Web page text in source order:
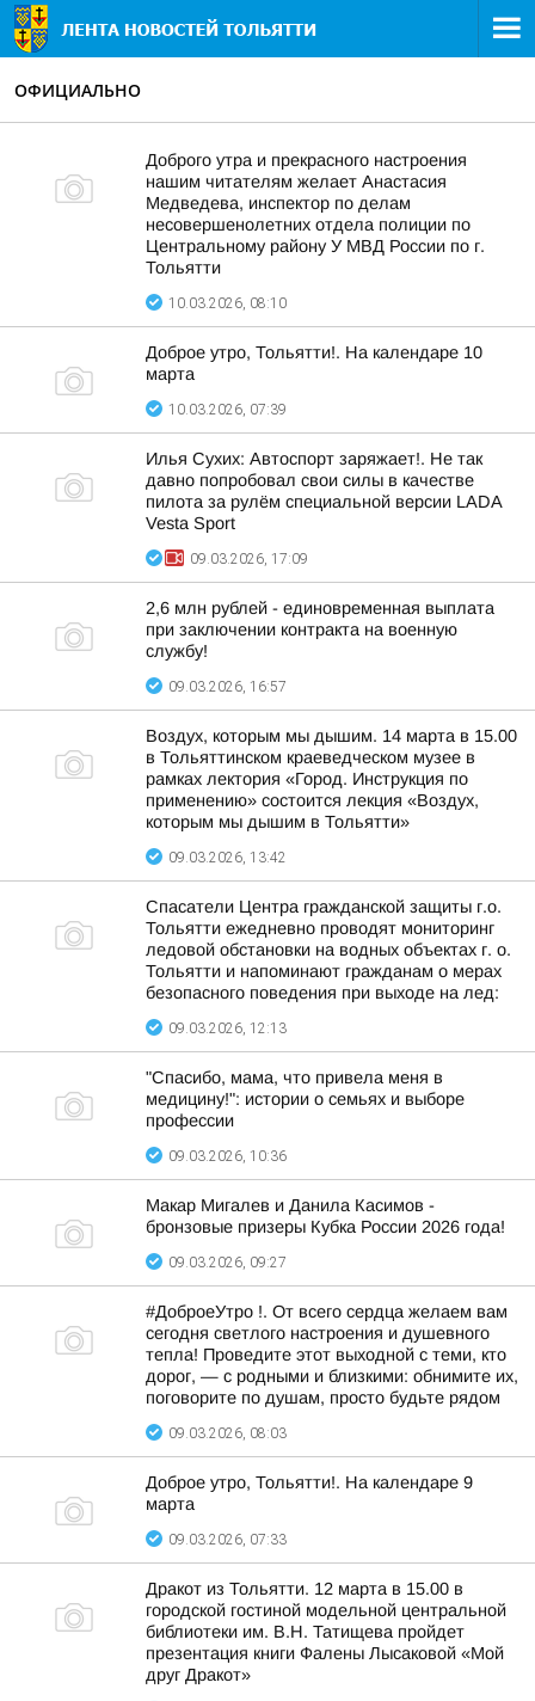
ОФИЦИАЛЬНО
Доброго утра и прекрасного настроения
нашим читателям желает Анастасия
Медведева, инспектор по делам
несовершенолетних отдела полиции по
Центральному району У МВД России по г.
Тольятти
10.03.2026, 08:10
Доброе утро, Тольятти!. На календаре 10
марта
10.03.2026, 07:39
Илья Сухих: Автоспорт заряжает!. Не так
давно попробовал свои силы в качестве
пилота за рулём специальной версии LADA
Vesta Sport
09.03.2026, 17:09
2,6 млн рублей - единовременная выплата
при заключении контракта на военную
службу!
09.03.2026, 16:57
Воздух, которым мы дышим. 14 марта в 15.00
в Тольяттинском краеведческом музее в
рамках лектория «Город. Инструкция по
применению» состоится лекция «Воздух,
которым мы дышим в Тольятти»
09.03.2026, 13:42
Спасатели Центра гражданской защиты г.о.
Тольятти ежедневно проводят мониторинг
ледовой обстановки на водных объектах г. о.
Тольятти и напоминают гражданам о мерах
безопасного поведения при выходе на лед:
09.03.2026, 12:13
"Спасибо, мама, что привела меня в
медицину!": истории о семьях и выборе
профессии
09.03.2026, 10:36
Макар Мигалев и Данила Касимов -
бронзовые призеры Кубка России 2026 года!
09.03.2026, 09:27
#ДоброеУтро !. От всего сердца желаем вам
сегодня светлого настроения и душевного
тепла! Проведите этот выходной с теми, кто
дорог, — с родными и близкими: обнимите их,
поговорите по душам, просто будьте рядом
09.03.2026, 08:03
Доброе утро, Тольятти!. На календаре 9
марта
09.03.2026, 07:33
Дракот из Тольятти. 12 марта в 15.00 в
городской гостиной модельной центральной
библиотеки им. В.Н. Татищева пройдет
презентация книги Фалены Лысаковой «Мой
друг Дракот»